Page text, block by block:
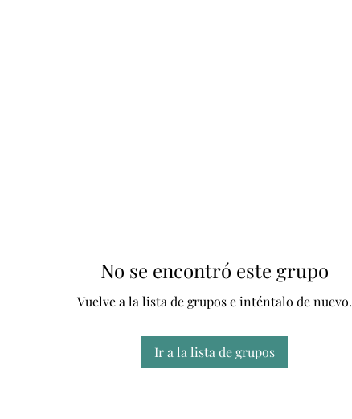
No se encontró este grupo
Vuelve a la lista de grupos e inténtalo de nuevo.
Ir a la lista de grupos